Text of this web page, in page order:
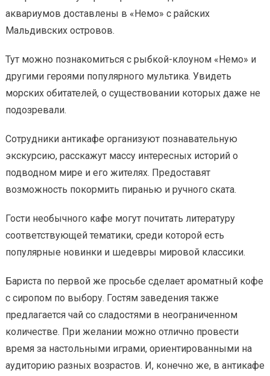
аквариумов доставлены в «Немо» с райских
Мальдивских островов.
Тут можно познакомиться с рыбкой-клоуном «Немо» и
другими героями популярного мультика. Увидеть
морских обитателей, о существовании которых даже не
подозревали.
Сотрудники антикафе организуют познавательную
экскурсию, расскажут массу интересных историй о
подводном мире и его жителях. Предоставят
возможность покормить пиранью и ручного ската.
Гости необычного кафе могут почитать литературу
соответствующей тематики, среди которой есть
популярные новинки и шедевры мировой классики.
Бариста по первой же просьбе сделает ароматный кофе
с сиропом по выбору. Гостям заведения также
предлагается чай со сладостями в неограниченном
количестве. При желании можно отлично провести
время за настольными играми, ориентированными на
аудиторию разных возрастов. И, конечно же, в антикафе